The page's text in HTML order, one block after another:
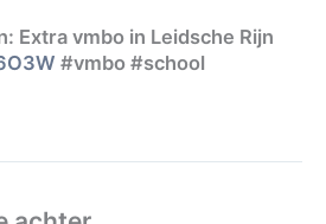
Extra vmbo in Leidsche Rijn
#vmbo #school